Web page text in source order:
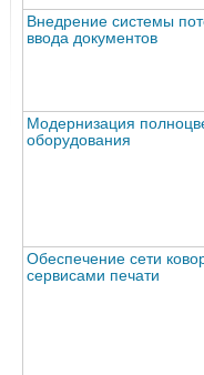
Внедрение системы
ввода документов
Модернизация
оборудования
Обеспечение сети
сервисами печати